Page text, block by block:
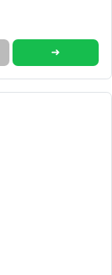
➜